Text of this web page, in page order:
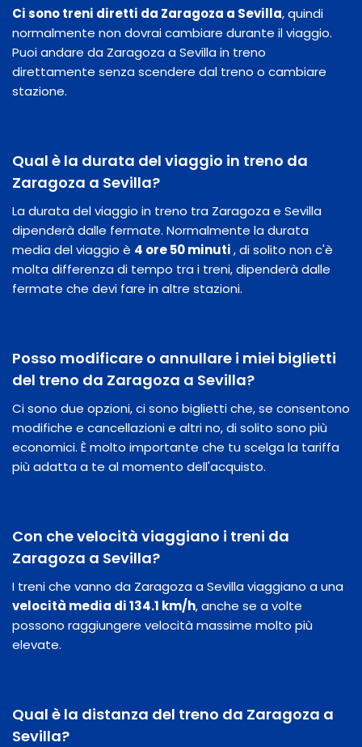
Ci sono treni diretti da Zaragoza a Sevilla, quindi
normalmente non dovrai cambiare durante il viaggio.
Puoi andare da Zaragoza a Sevilla in treno
direttamente senza scendere dal treno o cambiare
stazione.
Qual è la durata del viaggio in treno da
Zaragoza a Sevilla?
La durata del viaggio in treno tra Zaragoza e Sevilla
dipenderà dalle fermate. Normalmente la durata
media del viaggio è 4 ore 50 minuti, di solito non c'è
molta differenza di tempo tra i treni, dipenderà dalle
fermate che devi fare in altre stazioni.
Posso modificare o annullare i miei biglietti
del treno da Zaragoza a Sevilla?
Ci sono due opzioni, ci sono biglietti che, se consentono
modifiche e cancellazioni e altri no, di solito sono più
economici. È molto importante che tu scelga la tariffa
più adatta a te al momento dell'acquisto.
Con che velocità viaggiano i treni da
Zaragoza a Sevilla?
I treni che vanno da Zaragoza a Sevilla viaggiano a una
velocità media di 134.1 km/h, anche se a volte
possono raggiungere velocità massime molto più
elevate.
Qual è la distanza del treno da Zaragoza a
Sevilla?